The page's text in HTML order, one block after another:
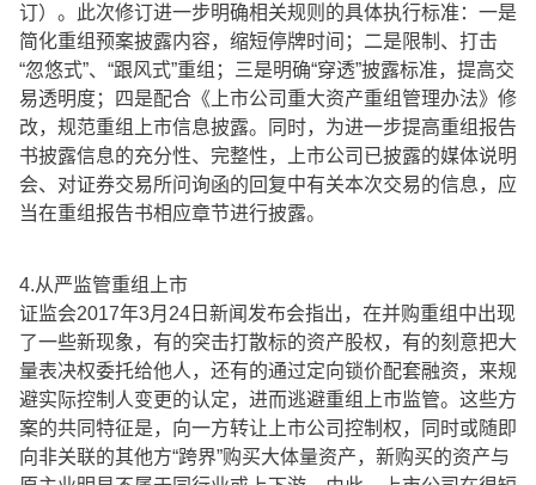
订）。此次修订进一步明确相关规则的具体执行标准：一是
简化重组预案披露内容，缩短停牌时间；二是限制、打击
“忽悠式”、“跟风式”重组；三是明确“穿透”披露标准，提高交
易透明度；四是配合《上市公司重大资产重组管理办法》修
改，规范重组上市信息披露。同时，为进一步提高重组报告
书披露信息的充分性、完整性，上市公司已披露的媒体说明
会、对证券交易所问询函的回复中有关本次交易的信息，应
当在重组报告书相应章节进行披露。
4.从严监管重组上市
证监会2017年3月24日新闻发布会指出，在并购重组中出现
了一些新现象，有的突击打散标的资产股权，有的刻意把大
量表决权委托给他人，还有的通过定向锁价配套融资，来规
避实际控制人变更的认定，进而逃避重组上市监管。这些方
案的共同特征是，向一方转让上市公司控制权，同时或随即
向非关联的其他方“跨界”购买大体量资产，新购买的资产与